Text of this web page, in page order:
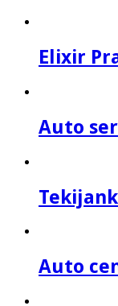
Elixir
Auto
Auto